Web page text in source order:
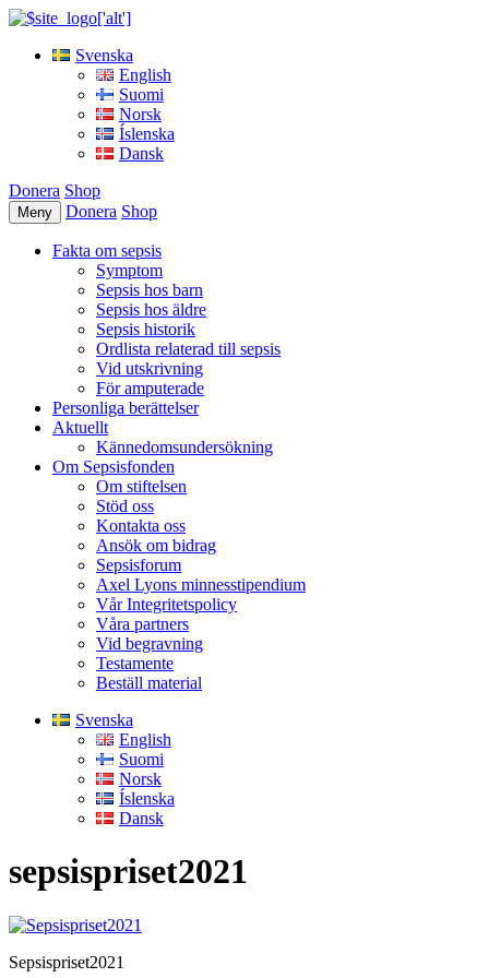
Svenska
English
Suomi
Norsk
Íslenska
Dansk
Donera Shop
Meny Donera Shop
Fakta om sepsis
Symptom
Sepsis hos barn
Sepsis hos äldre
Sepsis historik
Ordlista relaterad till sepsis
Vid utskrivning
För amputerade
Personliga berättelser
Aktuellt
Kännedomsundersökning
Om Sepsisfonden
Om stiftelsen
Stöd oss
Kontakta oss
Ansök om bidrag
Sepsisforum
Axel Lyons minnesstipendium
Vår Integritetspolicy
Våra partners
Vid begravning
Testamente
Beställ material
Svenska
English
Suomi
Norsk
Íslenska
Dansk
sepsispriset2021
Sepsispriset2021